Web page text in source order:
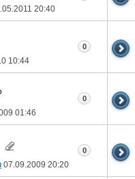
20:40
10:44
0
01:46
0
07.09.2009 20:20
0